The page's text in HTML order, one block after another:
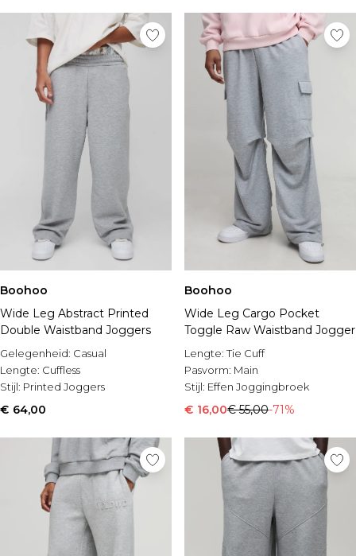
Boohoo
Wide Leg Abstract Printed
Double Waistband Joggers
Gelegenheid: Casual
Lengte: Cuffless
Stijl: Printed Joggers
€ 64,00
Boohoo
Wide Leg Cargo Pocket
Toggle Raw Waistband Jogger
Lengte:Tie Cuff
Pasvorm: Main
Stijl: Effen Joggingbroek
€ 16,00€ 55,00-71%